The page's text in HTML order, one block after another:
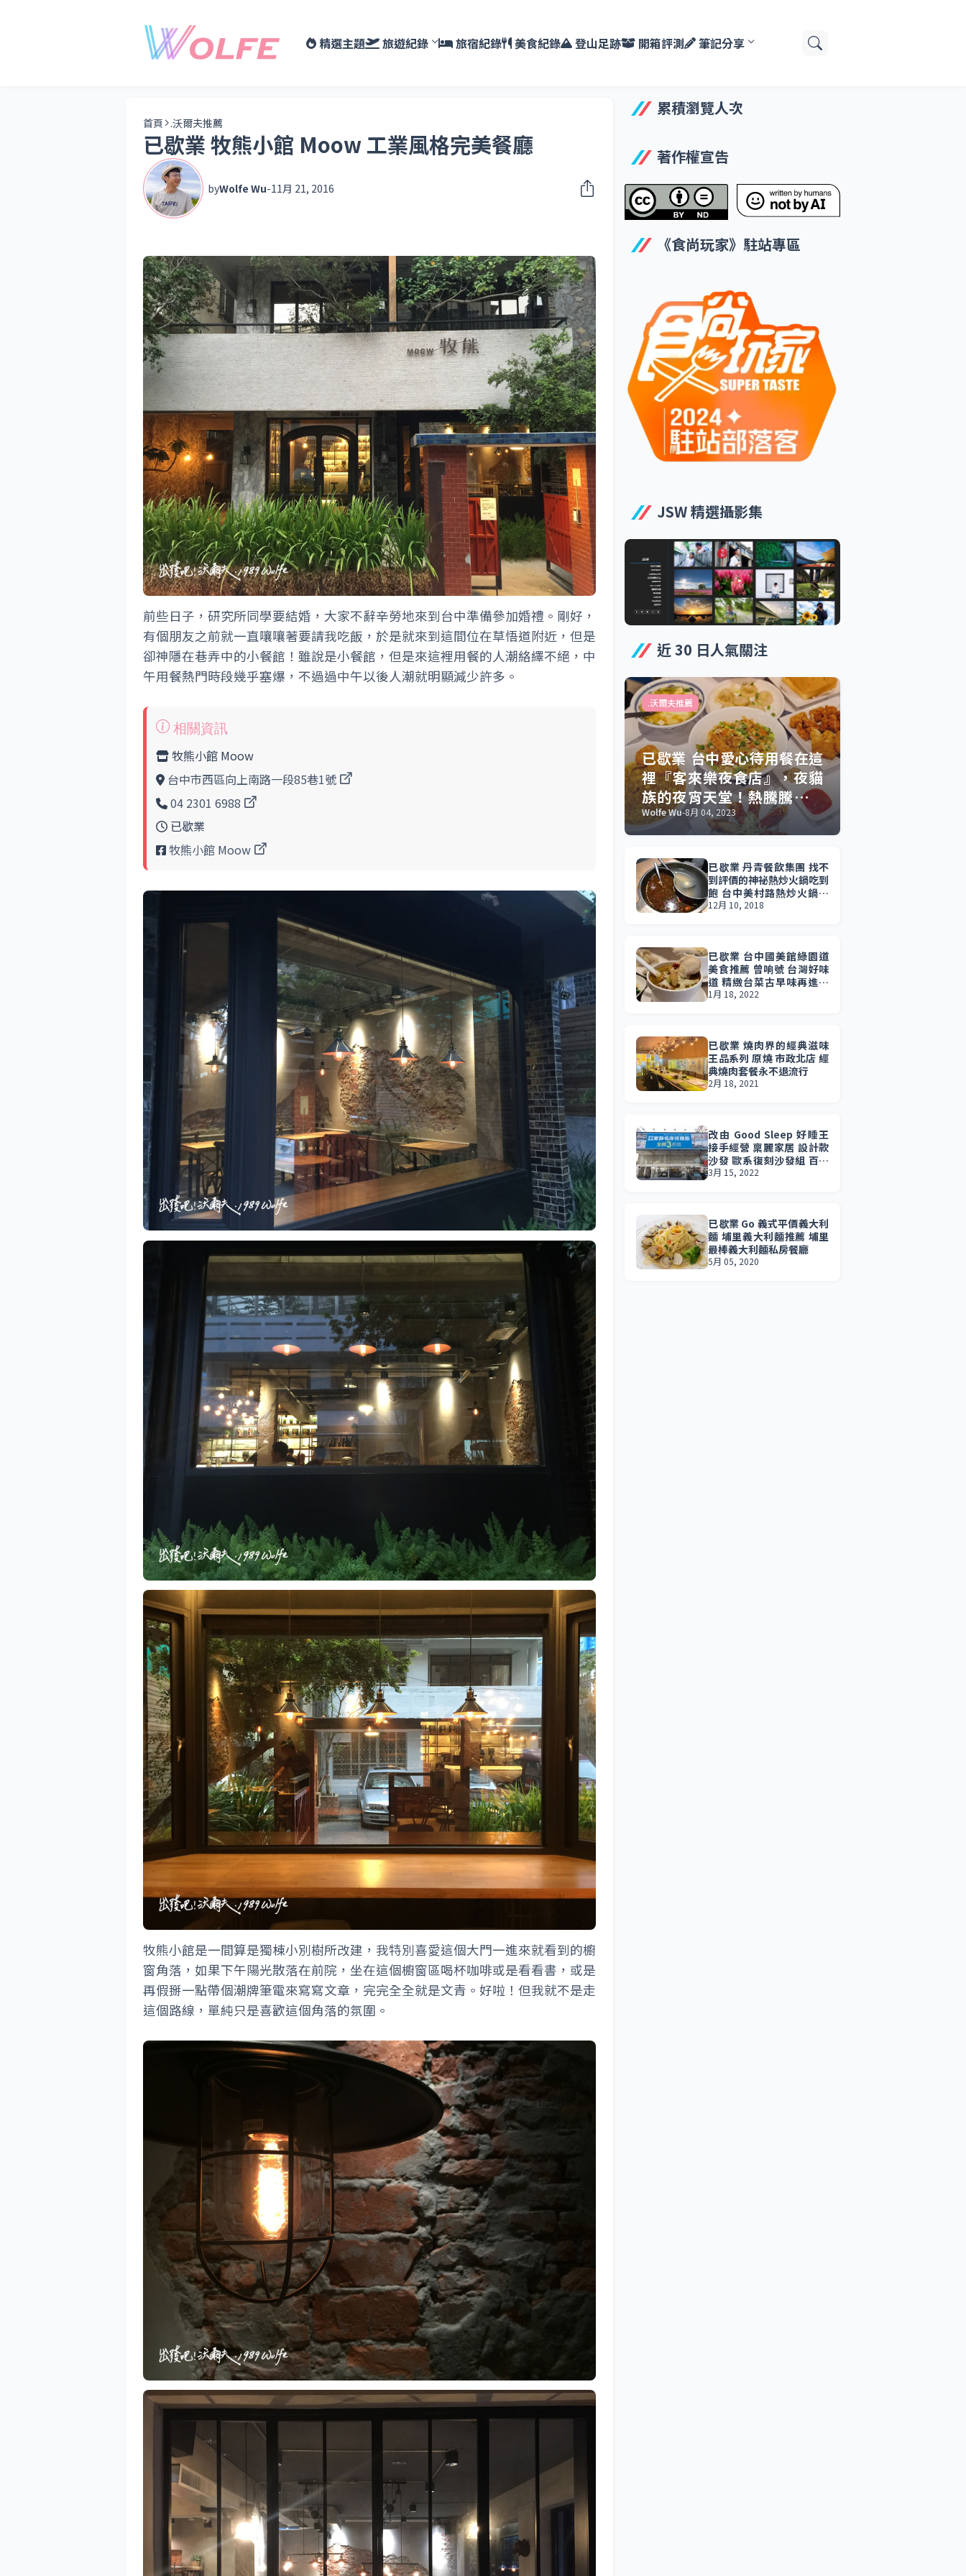
精選主題 旅遊紀錄 旅宿紀錄 美食紀錄 登山足跡 開箱評測 筆記分享
首頁 .沃爾夫推薦
已歇業 牧熊小館 Moow 工業風格完美餐廳
byWolfe Wu-11月 21, 2016
前些日子，研究所同學要結婚，大家不辭辛勞地來到台中準備參加婚禮。剛好，
有個朋友之前就一直嚷嚷著要請我吃飯，於是就來到這間位在草悟道附近，但是
卻神隱在巷弄中的小餐館！雖說是小餐館，但是來這裡用餐的人潮絡繹不絕，中
午用餐熱門時段幾乎塞爆，不過過中午以後人潮就明顯減少許多。
牧熊小館 Moow
台中市西區向上南路一段85巷1號
04 2301 6988
已歇業
牧熊小館 Moow
牧熊小館是一間算是獨棟小別樹所改建，我特別喜愛這個大門一進來就看到的櫥
窗角落，如果下午陽光散落在前院，坐在這個櫥窗區喝杯咖啡或是看看書，或是
再假掰一點帶個潮牌筆電來寫寫文章，完完全全就是文青。好啦！但我就不是走
這個路線，單純只是喜歡這個角落的氛圍。
累積瀏覽人次
著作權宣告
《食尚玩家》駐站專區
JSW 精選攝影集
近 30 日人氣關注
.沃爾夫推薦
已歇業 台中愛心待用餐在這
裡『客來樂夜食店』，夜貓
族的夜宵天堂！熱騰騰現點
現做，豐富多元餐點滿足你
的宵夜渴望與好友聚餐時光
Wolfe Wu-8月 04, 2023
已歇業 丹青餐飲集團 找不
到評價的神祕熱炒火鍋吃到
飽 台中美村路熱炒火鍋吃
到飽
12月 10, 2018
已歇業 台中國美館綠園道
美食推薦 曾响號 台灣好味
道 精緻台菜古早味再進化
台中煲湯推薦 必吃瓜仔肉
1月 18, 2022
已歇業 燒肉界的經典滋味
王品系列 原燒 市政北店 經
典燒肉套餐永不退流行
2月 18, 2021
改由 Good Sleep 好睡王
接手經營 稟麗家居 設計款
沙發 歐系復刻沙發組 百貨
飯店名床通通都有 一站購
3月 15, 2022
已歇業 Go 義式平價義大利
麵 埔里義大利麵推薦 埔里
最棒義大利麵私房餐廳
5月 05, 2020